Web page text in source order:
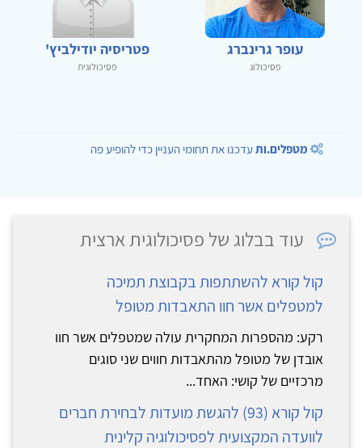
עופר גרינברג
פסיכולוג
פטריסיה יודילביץ'
פסיכולוגית
מטפלים.ותעדכנו את תחומי העניין כדי להופיע פה
עוד בבלוג של פסיכולוגית ארצית
קול קורא להשתתפות בקבוצת תמיכה
למטפלים אשר חוו התאבדות מטופל
רקע: מהספרות המחקרית עולה שמטפלים אשר חוו
אובדן של מטופל מהתאבדות חווים שני סוגים
מרכזיים של קושי: האחד...
קול קורא (93) להגשת מועדות לבחירת חברים
לוועדה המקצועית לפסיכולוגיה קלינית